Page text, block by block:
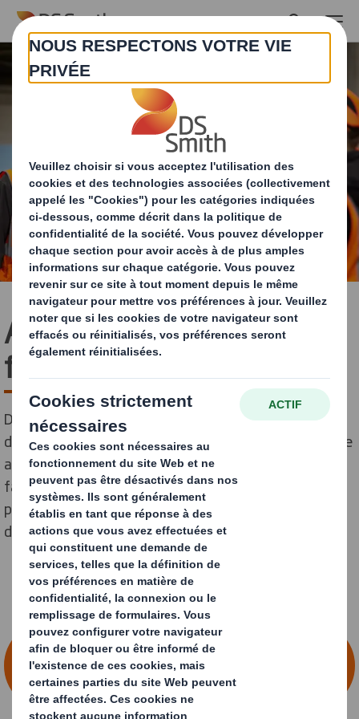
Skip to main content
Adaptons notre façon de
faire
DS Smith emploie plus de 30 000 employés répartis
dans 34 pays. Nous ne faisons pas que rendre le monde
accessible au quotidien grâce à l’emballage. Nous
faisons évoluer notre industrie, avec des gens qui
partagent nos ambitions et veulent faire une
différence positive. Voulez-vous nous rejoindre?
CONSULTEZ NOS OFFRES D'EMPLOI DANS
LES DOMAINES DE L'EXPLOITATION, DE
LA PRODUCTION ET DE LA FABRICATION.